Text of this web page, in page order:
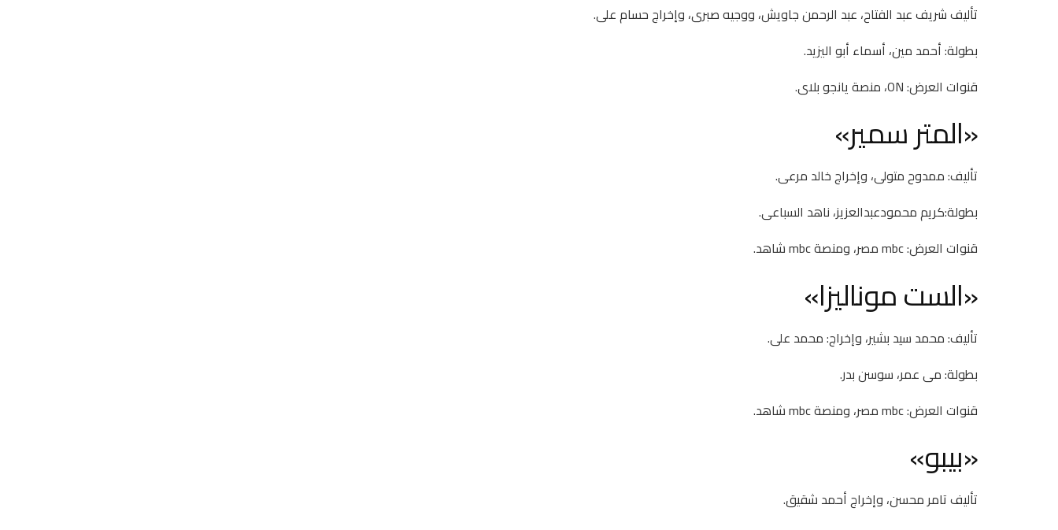
تأليف شريف عبد الفتاح، عبد الرحمن جاويش، ووجيه صبرى، وإخراج حسام على.
بطولة: أحمد مين، أسماء أبو اليزيد.
قنوات العرض: ON، منصة يانجو بلاى.
«المتر سمير»
تأليف: ممدوح متولى، وإخراج خالد مرعى.
بطولة:كريم محمودعبدالعزيز، ناهد السباعى.
قنوات العرض: mbc مصر، ومنصة mbc شاهد.
«الست موناليزا»
تأليف: محمد سيد بشير، وإخراج: محمد على.
بطولة: مى عمر، سوسن بدر.
قنوات العرض: mbc مصر، ومنصة mbc شاهد.
«بيبو»
تأليف تامر محسن، وإخراج أحمد شقيق.